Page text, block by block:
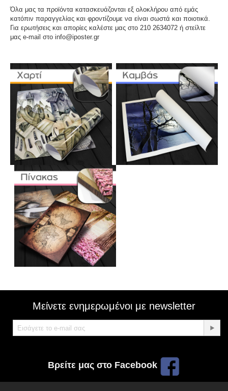
Όλα μας τα προϊόντα κατασκευάζονται εξ ολοκλήρου από εμάς
κατόπιν παραγγελίας και φροντίζουμε να είναι σωστά και ποιοτικά.
Για ερωτήσεις και απορίες καλέστε μας στο 210 2634072 ή στείλτε
μας e-mail στο info@iposter.gr
Μείνετε ενημερωμένοι με newsletter
Βρείτε μας στο Facebook